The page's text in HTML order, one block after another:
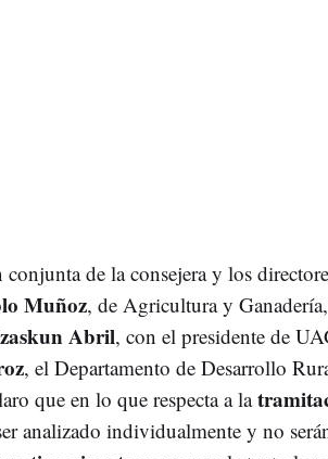
de la consejera y los
Muñoz, de Agricultura y Ganadería,
Abril, con el presidente de
, el Departamento de Desarrollo
que en lo que respecta a la
analizado individualmente y no